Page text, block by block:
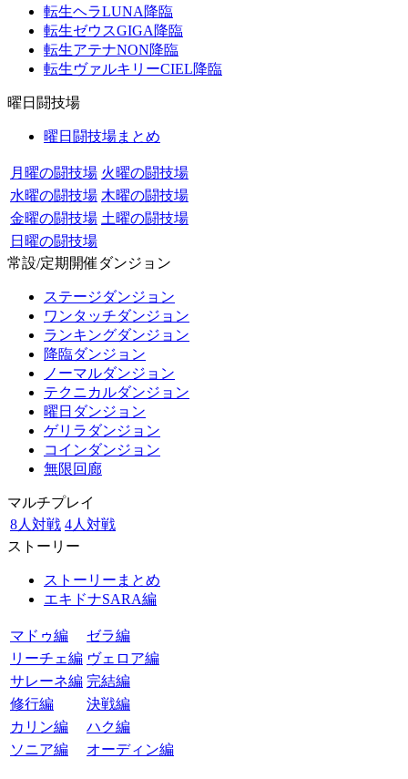
転生ヘラLUNA降臨
転生ゼウスGIGA降臨
転生アテナNON降臨
転生ヴァルキリーCIEL降臨
曜日闘技場
曜日闘技場まとめ
月曜の闘技場 火曜の闘技場
水曜の闘技場 木曜の闘技場
金曜の闘技場 土曜の闘技場
日曜の闘技場
常設/定期開催ダンジョン
ステージダンジョン
ワンタッチダンジョン
ランキングダンジョン
降臨ダンジョン
ノーマルダンジョン
テクニカルダンジョン
曜日ダンジョン
ゲリラダンジョン
コインダンジョン
無限回廊
マルチプレイ
8人対戦 4人対戦
ストーリー
ストーリーまとめ
エキドナSARA編
マドゥ編
ゼラ編
リーチェ編 ヴェロア編
サレーネ編 完結編
修行編
決戦編
カリン編
ハク編
ソニア編
オーディン編